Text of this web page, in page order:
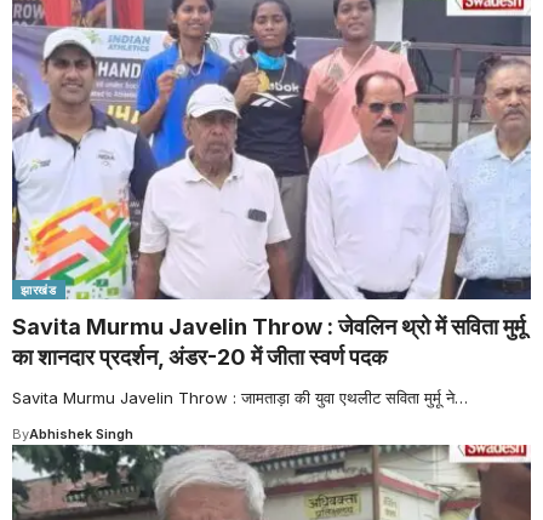
झारखंड
Savita Murmu Javelin Throw : जेवलिन थ्रो में सविता मुर्मू
का शानदार प्रदर्शन, अंडर-20 में जीता स्वर्ण पदक
Savita Murmu Javelin Throw : जामताड़ा की युवा एथलीट सविता मुर्मू ने…
ByAbhishek Singh